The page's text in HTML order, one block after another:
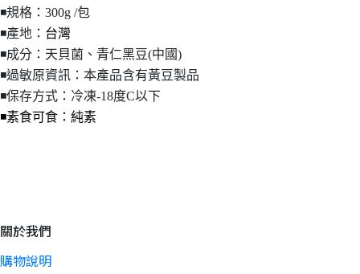
◾️規格： 300g /包
◾️產地： 台灣
◾️成分： 天貝菌、青仁黑豆(中國)
◾️過敏原資訊： 本產品含有黃豆製品
◾️保存方式：冷凍-18度C以下
◾️素食可食：純素
關於我們
購物說明